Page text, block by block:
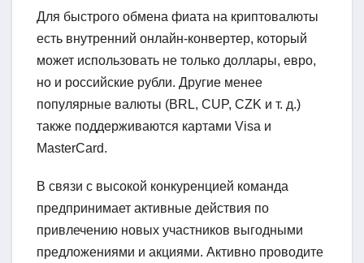
Для быстрого обмена фиата на криптовалюты
есть внутренний онлайн-конвертер, который
может использовать не только доллары, евро,
но и российские рубли. Другие менее
популярные валюты (BRL, CUP, CZK и т. д.)
также поддерживаются картами Visa и
MasterCard.
В связи с высокой конкуренцией команда
предпринимает активные действия по
привлечению новых участников выгодными
предложениями и акциями. Активно проводите